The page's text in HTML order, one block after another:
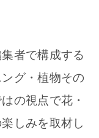
者で構成する
グ・植物その
の視点で花・
しみを取材し